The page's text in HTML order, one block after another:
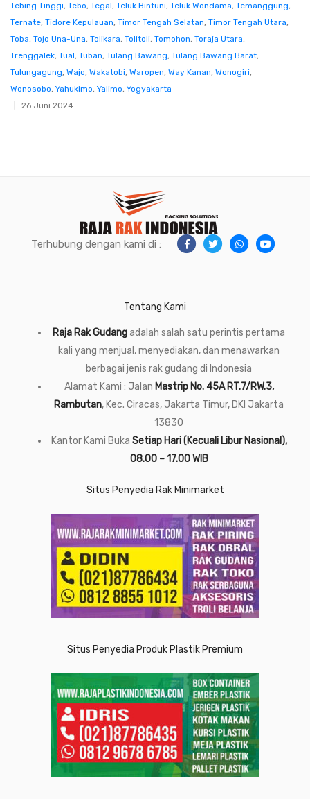
Tebing Tinggi, Tebo, Tegal, Teluk Bintuni, Teluk Wondama, Temanggung,
Ternate, Tidore Kepulauan, Timor Tengah Selatan, Timor Tengah Utara,
Toba, Tojo Una-Una, Tolikara, Tolitoli, Tomohon, Toraja Utara,
Trenggalek, Tual, Tuban, Tulang Bawang, Tulang Bawang Barat,
Tulungagung, Wajo, Wakatobi, Waropen, Way Kanan, Wonogiri,
Wonosobo, Yahukimo, Yalimo, Yogyakarta
26 Juni 2024
Terhubung dengan kami di :
Tentang Kami
Raja Rak Gudangadalah salah satu perintis pertama
kali yang menjual, menyediakan, dan menawarkan
berbagai jenis rak gudang di Indonesia
Alamat Kami : Jalan Mastrip No. 45A RT.7/RW.3,
Rambutan, Kec. Ciracas, Jakarta Timur, DKI Jakarta
13830
Kantor Kami Buka Setiap Hari (Kecuali Libur Nasional),
08.00 – 17.00 WIB
Situs Penyedia Rak Minimarket
Situs Penyedia Produk Plastik Premium